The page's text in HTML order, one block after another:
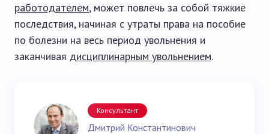
работодателем, может повлечь за собой тяжкие
последствия, начиная с утраты права на пособие
по болезни на весь период увольнения и
заканчивая дисциплинарным увольнением.
Консультант
Дмитрий Константинович